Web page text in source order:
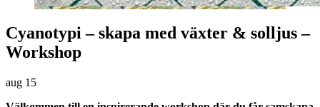
Cyanotypi – skapa med växter & solljus –
Workshop
aug 15